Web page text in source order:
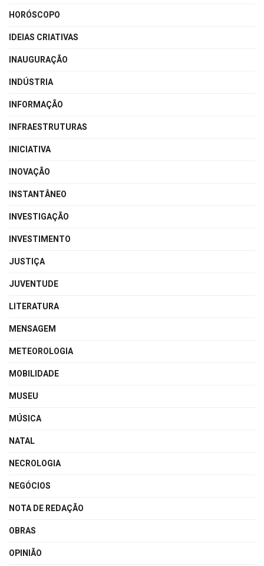
HORÓSCOPO
IDEIAS CRIATIVAS
INAUGURAÇÃO
INDÚSTRIA
INFORMAÇÃO
INFRAESTRUTURAS
INICIATIVA
INOVAÇÃO
INSTANTÂNEO
INVESTIGAÇÃO
INVESTIMENTO
JUSTIÇA
JUVENTUDE
LITERATURA
MENSAGEM
METEOROLOGIA
MOBILIDADE
MUSEU
MÚSICA
NATAL
NECROLOGIA
NEGÓCIOS
NOTA DE REDAÇÃO
OBRAS
OPINIÃO